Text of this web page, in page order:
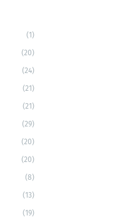
(1)
(20)
(24)
(21)
(21)
(29)
(20)
(20)
(8)
(13)
(19)